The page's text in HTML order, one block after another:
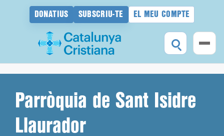
DONATIUS SUBSCRIU-TE EL MEU COMPTE
contingutParròquia de Sant Isidre
Llaurador